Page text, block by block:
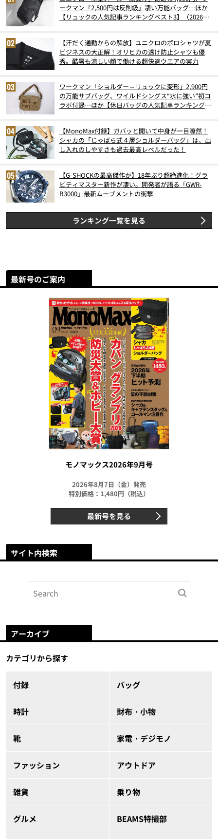
ークマン「2,500円は反則級」凄い万能バッグ…ほか
【リュックの人気記事ランキングベスト3】（2026年
【汗だく通勤からの解放】ユニクロのポロシャツが夏
ビジネスの大正解！オリヒカの透け防止シャツも優
秀。酷暑も涼しい顔で働ける超快適ウエアの実力
ワークマン「ショルダー⇔リュックに変形」2,900円
の万能サブバッグ、ワイルドシングス“水に強い”初コ
ラボ付録…ほか【休日バッグの人気記事ランキングベ
【MonoMax付録】ガバッと開いて中身が一目瞭然！
シャカの「じゃばら式４層ショルダーバッグ」は、出
し入れのしやすさも過去最高レベルだった！
【G-SHOCKの最高傑作か】18年ぶり超絶進化！グラ
ビティマスター新作が凄い。開発者が語る「GWR-
B3000」最新ムーブメントの衝撃
ランキング一覧を見る
最新号のご案内
モノマックス2026年9月号
2026年8月7日（金）発売
特別価格：1,480円（税込）
最新号を見る
サイト内検索
アーカイブ
カテゴリから探す
付録 バッグ
時計 財布・小物
靴 家電・デジモノ
ファッション アウトドア
雑貨 乗り物
グルメ BEAMS特撮部